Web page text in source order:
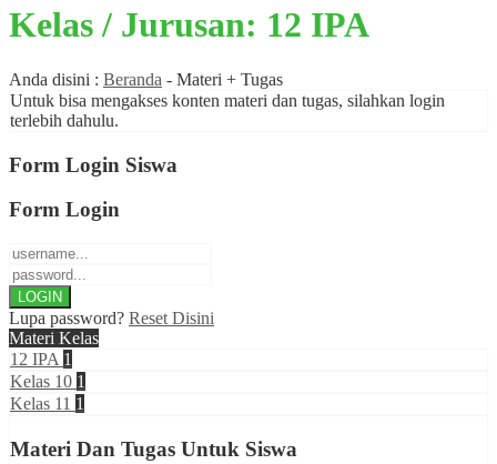
Kelas / Jurusan: 12 IPA
Anda disini : Beranda - Materi + Tugas
Untuk bisa mengakses konten materi dan tugas, silahkan login
terlebih dahulu.
Form Login Siswa
Form Login
Lupa password? Reset Disini
Materi Kelas
12 IPA 1
Kelas 10 1
Kelas 11 1
Materi Dan Tugas Untuk Siswa